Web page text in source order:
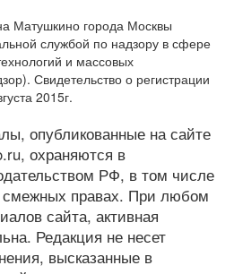
Матушкино города Москвы
службой по надзору в сфере
и массовых
Свидетельство о регистрации
2015г.
опубликованные на сайте
охраняются в
РФ, в том числе
смежных правах. При любом
сайта, активная
Редакция не несет
высказанные в